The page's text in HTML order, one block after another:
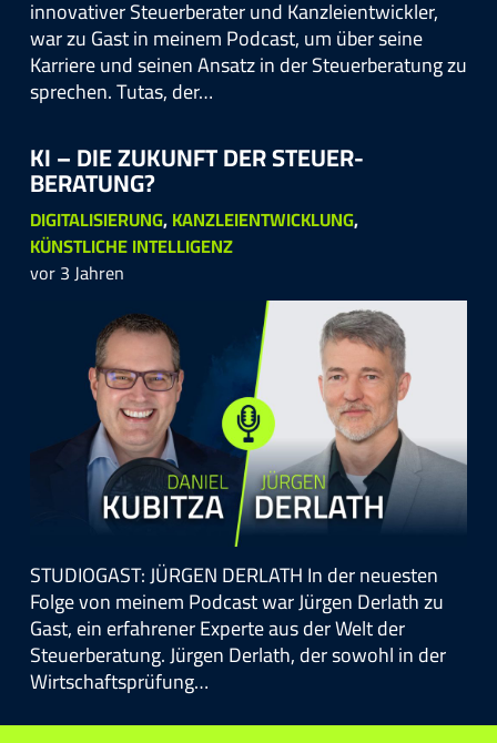
innovativer Steuerberater und Kanzleientwickler,
war zu Gast in meinem Podcast, um über seine
Karriere und seinen Ansatz in der Steuerberatung zu
sprechen. Tutas, der…
KI – DIE ZUKUNFT DER STEUER­
BERATUNG?
DIGITALISIERUNG,KANZLEIENTWICKLUNG,
KÜNSTLICHE INTELLIGENZ
vor 3 Jahren
STUDIOGAST: JÜRGEN DERLATH In der neuesten
Folge von meinem Podcast war Jürgen Derlath zu
Gast, ein erfahrener Experte aus der Welt der
Steuerberatung. Jürgen Derlath, der sowohl in der
Wirtschaftsprüfung…